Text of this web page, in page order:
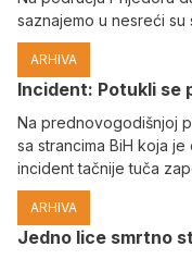
saznajemo u nesreći
ARHIVA
Incident: Potukli se
Na prednovogodišnjoj
sa strancima BiH koja
incident tačnije tuča
ARHIVA
Јedno lice smrtno